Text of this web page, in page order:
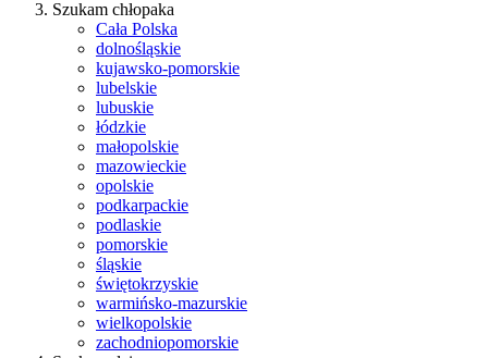
Szukam chłopaka
Cała Polska
dolnośląskie
kujawsko-pomorskie
lubelskie
lubuskie
łódzkie
małopolskie
mazowieckie
opolskie
podkarpackie
podlaskie
pomorskie
śląskie
świętokrzyskie
warmińsko-mazurskie
wielkopolskie
zachodniopomorskie